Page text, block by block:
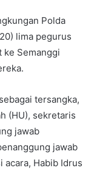
Polda
lima pegurus
ke Semanggi
tersangka,
(HU), sekretaris
jawab
jawab
acara, Habib Idrus